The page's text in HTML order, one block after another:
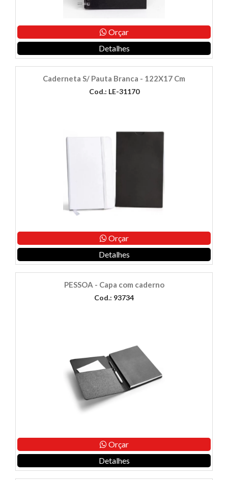
Orçar
Detalhes
Caderneta S/ Pauta Branca - 122X17 Cm
Cod.: LE-31170
Orçar
Detalhes
PESSOA - Capa com caderno
Cod.: 93734
Orçar
Detalhes